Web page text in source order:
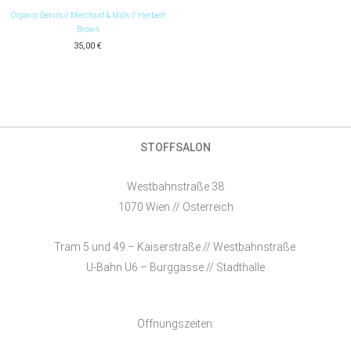
Organic Denim // Merchant & Mills // Herbert
Brown
35,00 €
STOFFSALON
Westbahnstraße 38
1070 Wien // Österreich
Tram 5 und 49 – Kaiserstraße // Westbahnstraße
U-Bahn U6 – Burggasse // Stadthalle
Öffnungszeiten: